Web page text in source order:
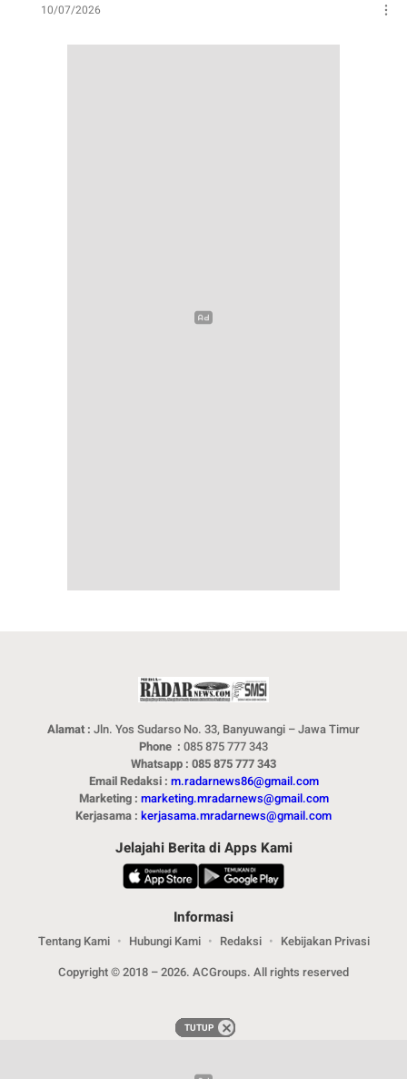
10/07/2026
Alamat : Jln. Yos Sudarso No. 33, Banyuwangi – Jawa Timur
Phone : 085 875 777 343
Whatsapp : 085 875 777 343
Email Redaksi : m.radarnews86@gmail.com
Marketing : marketing.mradarnews@gmail.com
Kerjasama : kerjasama.mradarnews@gmail.com
Jelajahi Berita di Apps Kami
Informasi
Tentang Kami Hubungi Kami Redaksi
Kebijakan Privasi
Copyright © 2018 – 2026. ACGroups. All rights reserved
TUTUP
TUTUP
TUTUP
TUTUP
TUTUP
TUTUP
TUTUP
TUTUP
TUTUP
TUTUP